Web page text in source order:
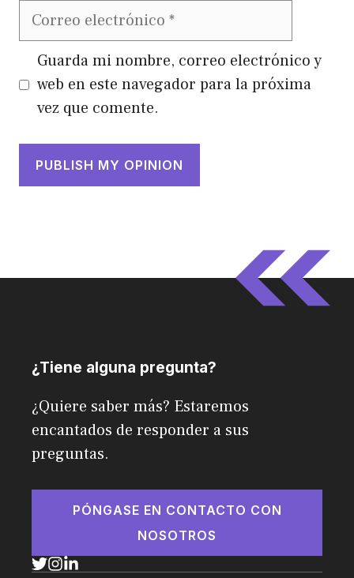
Correo
Guarda mi nombre, correo electrónico y
web en este navegador para la próxima
vez que comente.
¿Tiene alguna pregunta?
¿Quiere saber más? Estaremos
encantados de responder a sus
preguntas.
PÓNGASE EN CONTACTO CON
NOSOTROS